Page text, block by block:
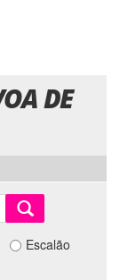
DE
Escalão